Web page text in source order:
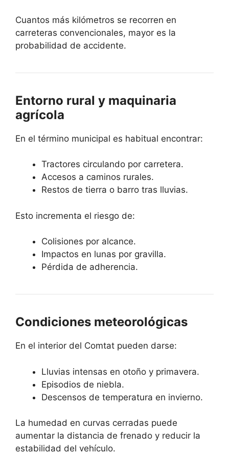
Cuantos más kilómetros se recorren en
carreteras convencionales, mayor es la
probabilidad de accidente.
Entorno rural y maquinaria
agrícola
En el término municipal es habitual encontrar:
Tractores circulando por carretera.
Accesos a caminos rurales.
Restos de tierra o barro tras lluvias.
Esto incrementa el riesgo de:
Colisiones por alcance.
Impactos en lunas por gravilla.
Pérdida de adherencia.
Condiciones meteorológicas
En el interior del Comtat pueden darse:
Lluvias intensas en otoño y primavera.
Episodios de niebla.
Descensos de temperatura en invierno.
La humedad en curvas cerradas puede
aumentar la distancia de frenado y reducir la
estabilidad del vehículo.